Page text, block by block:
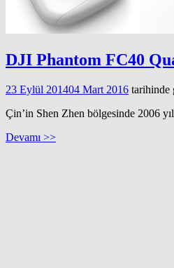
DJI Phantom FC40
23 Eylül 201404 Mart 2016 tarihinde
Çin’in Shen Zhen bölgesinde 2006
Devamı >>